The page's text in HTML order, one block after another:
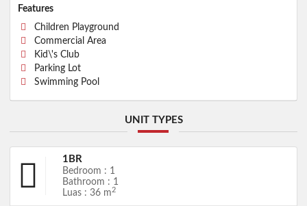
Features
Children Playground
Commercial Area
Kid\'s Club
Parking Lot
Swimming Pool
UNIT TYPES
1BR
Bedroom : 1
Bathroom : 1
Luas : 36 m2